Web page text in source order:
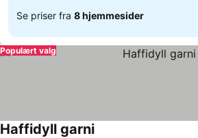
Se priser fra 8 hjemmesider
Populært valg
Haffidyll garni